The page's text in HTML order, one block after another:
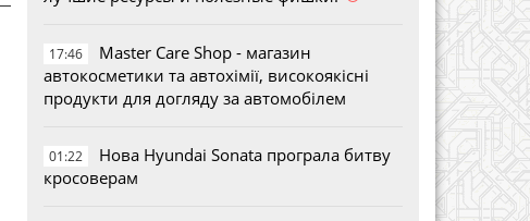
17:46
Master Care Shop - магазин
автокосметики та автохімії, високоякісні
продукти для догляду за автомобілем
01:22
Нова Hyundai Sonata програла битву
кросоверам